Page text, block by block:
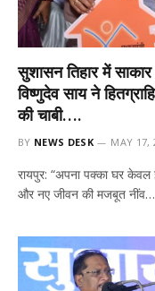
सुशासन तिहार में
विष्णुदेव साय ने
की चाबी….
BY NEWS DESK MAY 17,
रायपुर: “अपना पक्का घर केवल
और नए जीवन की मजबूत नींव…